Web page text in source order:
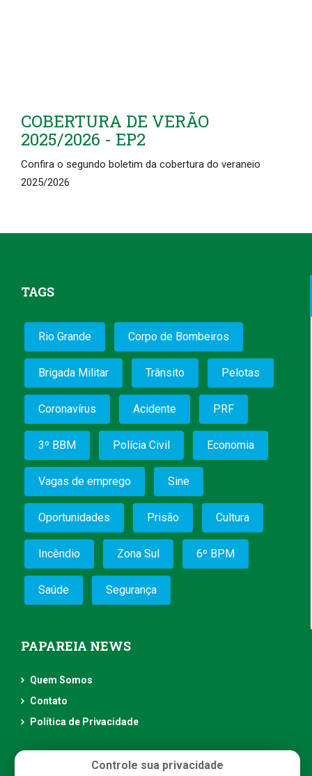
COBERTURA DE VERÃO
2025/2026 - EP2
Confira o segundo boletim da cobertura do veraneio
2025/2026
TAGS
Rio Grande Corpo de Bombeiros
Brigada Militar Trânsito Pelotas
Coronavírus Acidente PRF
3º BBM Polícia Civil Economia
Vagas de emprego Sine
Oportunidades Prisão Cultura
Incêndio Zona Sul 6º BPM
Saúde Segurança
PAPAREIA NEWS
Quem Somos
Contato
Política de Privacidade
Controle sua privacidade